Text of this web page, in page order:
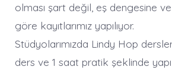
olması şart değil, eş dengesine
göre kayıtlarımız yapılıyor.
Stüdyolarımızda Lindy Hop
ders ve 1 saat pratik şeklinde